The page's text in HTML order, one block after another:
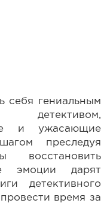
себя гениальным
детективом,
и ужасающие
преследуя
восстановить
эмоции дарят
детективного
время за